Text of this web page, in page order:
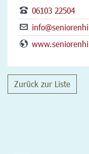
06103 22504
Zurück zur Liste